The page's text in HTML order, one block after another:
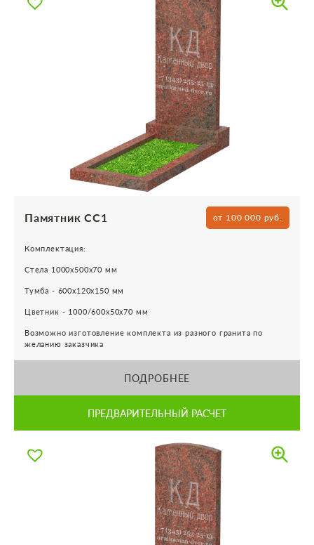
Памятник СС1 от 100 000 руб.
Комплектация:
Стела 1000х500х70 мм
Тумба - 600х120х150 мм
Цветник - 1000/600х50х70 мм
Возможно изготовление комплекта из разного гранита по
желанию заказчика
ПОДРОБНЕЕ
ПРЕДВАРИТЕЛЬНЫЙ РАСЧЕТ